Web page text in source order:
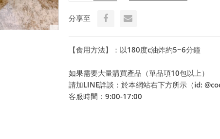
分享至
【食用方法】：以180度c油炸約5~6分鐘
如果需要大量購買產品（單品項10包以上）
請加LINE詳談：於本網站右下方所示（id:
客服時間：9:00-17:00